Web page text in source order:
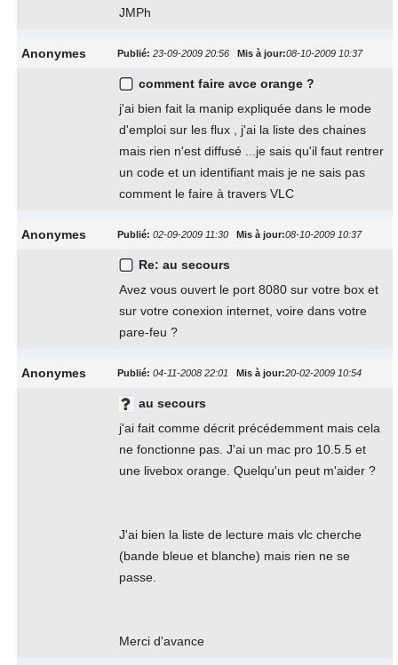
JMPh
Anonymes Publié: 23-09-2009 20:56Mis à jour:08-10-2009 10:37
comment faire avce orange ?
j'ai bien fait la manip expliquée dans le mode
d'emploi sur les flux , j'ai la liste des chaines
mais rien n'est diffusé ...je sais qu'il faut rentrer
un code et un identifiant mais je ne sais pas
comment le faire à travers VLC
Anonymes Publié: 02-09-2009 11:30Mis à jour:08-10-2009 10:37
Re: au secours
Avez vous ouvert le port 8080 sur votre box et
sur votre conexion internet, voire dans votre
pare-feu ?
Anonymes Publié: 04-11-2008 22:01Mis à jour:20-02-2009 10:54
au secours
j'ai fait comme décrit précédemment mais cela
ne fonctionne pas. J'ai un mac pro 10.5.5 et
une livebox orange. Quelqu'un peut m'aider ?
J'ai bien la liste de lecture mais vlc cherche
(bande bleue et blanche) mais rien ne se
passe.
Merci d'avance